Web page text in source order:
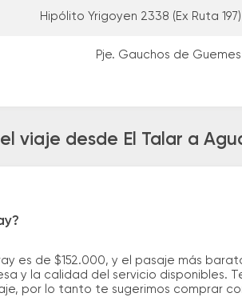
Hipólito Yrigoyen 2338 (Ex Ruta 197)
Pje. Gauchos de Guemes
viaje desde El Talar a
es de $152.000, y el pasaje más
y la calidad del servicio disponibles.
por lo tanto te sugerimos comprar